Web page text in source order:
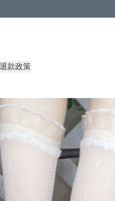
款政策